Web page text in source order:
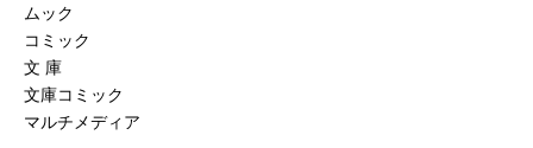
ムック
コミック
文 庫
文庫コミック
マルチメディア